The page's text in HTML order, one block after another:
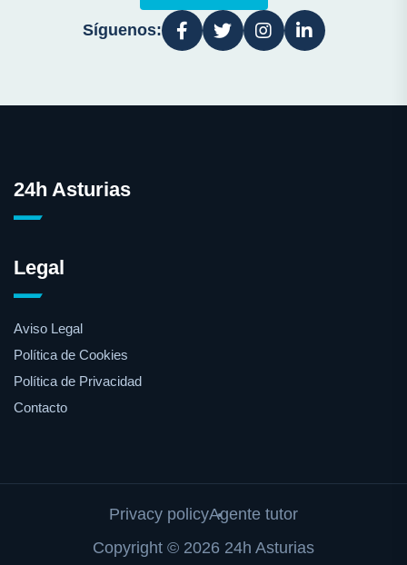
Síguenos:
24h Asturias
Legal
Aviso Legal
Política de Cookies
Política de Privacidad
Contacto
Privacy policyAgente tutor
Copyright © 2026 24h Asturias